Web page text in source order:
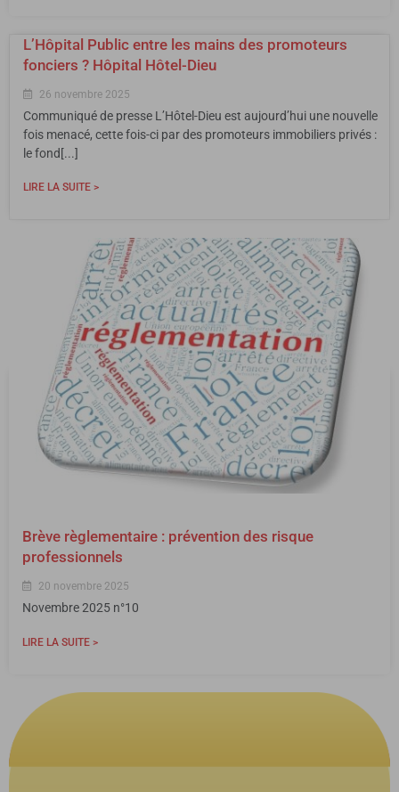
L’Hôpital Public entre les mains des promoteurs
fonciers ? Hôpital Hôtel-Dieu
26 novembre 2025
Communiqué de presse L’Hôtel-Dieu est aujourd’hui une nouvelle
fois menacé, cette fois-ci par des promoteurs immobiliers privés :
le fond[...]
LIRE LA SUITE >
Brève règlementaire : prévention des risque
professionnels
20 novembre 2025
Novembre 2025 n°10
LIRE LA SUITE >